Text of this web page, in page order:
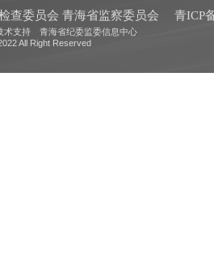
查委员会 青海省监察委员会
青ICP
支持 青海省纪委监委信息中心
All Right Reserved